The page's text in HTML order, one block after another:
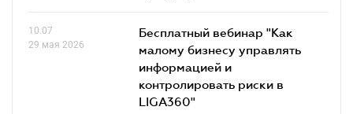
10.07
29 мая 2026
Бесплатный вебинар "Как
малому бизнесу управлять
информацией и
контролировать риски в
LIGA360"